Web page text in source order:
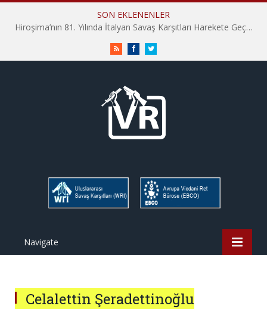
SON EKLENENLER
Hiroşima’nın 81. Yılında İtalyan Savaş Karşıtları Harekete Geçti: “Hatırlamak yeterli değil”
RSS FacebookTwitter
Navigate
Celalettin Şeradettinoğlu